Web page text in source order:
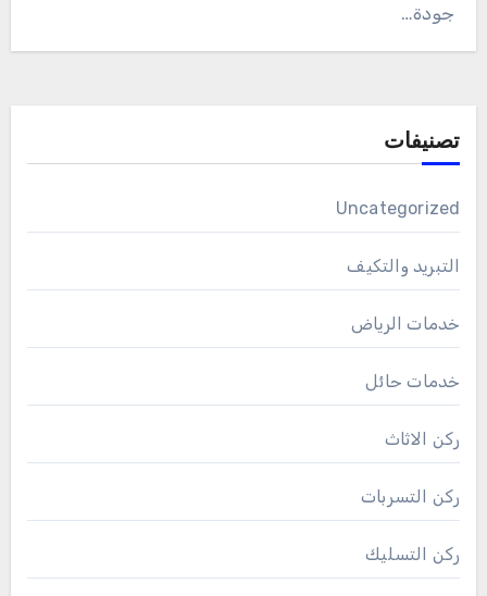
جودة…
تصنيفات
Uncategorized
التبريد والتكيف
خدمات الرياض
خدمات حائل
ركن الاثاث
ركن التسربات
ركن التسليك